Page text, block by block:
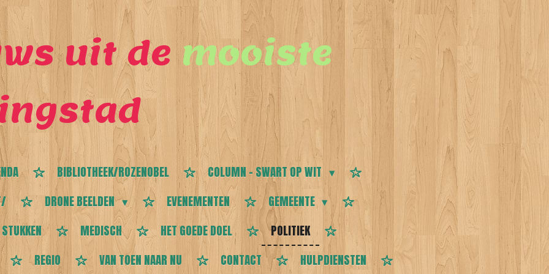
uit demooiste
BIBLIOTHEEK/ROZENOBEL
COLUMN - SWART OP WIT
DRONE BEELDEN EVENEMENTEN
GEMEENTE
MEDISCH HET GOEDE DOEL
POLITIEK
REGIO VAN TOEN NAAR NU CONTACT
HULPDIENSTEN